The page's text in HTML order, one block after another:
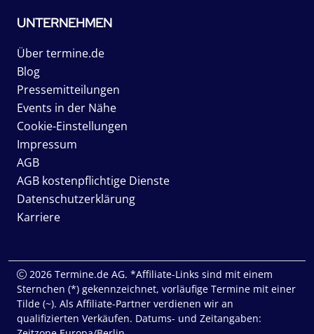
UNTERNEHMEN
Über termine.de
Blog
Pressemitteilungen
Events in der Nähe
Cookie-Einstellungen
Impressum
AGB
AGB kostenpflichtige Dienste
Datenschutzerklärung
Karriere
2026 Termine.de AG. *Affiliate-Links sind mit einem
Sternchen (*) gekennzeichnet, vorläufige Termine mit einer
Tilde (~). Als Affiliate-Partner verdienen wir an
qualifizierten Verkäufen. Datums- und Zeitangaben: